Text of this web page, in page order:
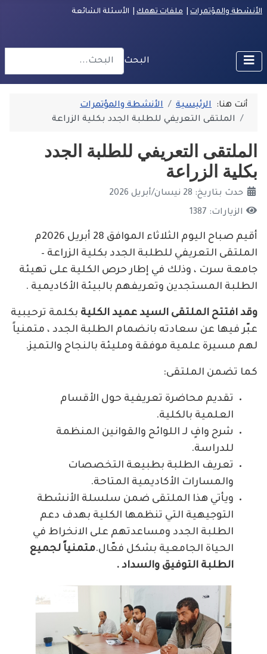
الأنشطة والمؤتمرات ملفات تهمك | الأسئلة الشائعة
البحث
أنت هنا: الرئيسية
الأنشطة والمؤتمرات
الملتقى التعريفي للطلبة الجدد بكلية الزراعة
الملتقى التعريفي للطلبة الجدد
بكلية الزراعة
حدث بتاريخ: 28 نيسان/أبريل 2026
الزيارات: 1387
أقيم صباح اليوم الثلاثاء الموافق 28 أبريل 2026م
الملتقى التعريفي للطلبة الجدد بكلية الزراعة –
جامعة سرت ، وذلك في إطار حرص الكلية على تهيئة
الطلبة المستجدين وتعريفهم بالبيئة الأكاديمية .
وقد افتتح الملتقى السيد عميد الكلية بكلمة ترحيبية
عبّر فيها عن سعادته بانضمام الطلبة الجدد ، متمنياً
لهم مسيرة علمية موفقة ومليئة بالنجاح والتميز.
كما تضمن الملتقى:
تقديم محاضرة تعريفية حول الأقسام
العلمية بالكلية.
شرح وافٍ لـ اللوائح والقوانين المنظمة
للدراسة.
تعريف الطلبة بطبيعة التخصصات
والمسارات الأكاديمية المتاحة.
ويأتي هذا الملتقى ضمن سلسلة الأنشطة
التوجيهية التي تنظمها الكلية بهدف دعم
الطلبة الجدد ومساعدتهم على الانخراط في
الحياة الجامعية بشكل فعّال.متمنياً لجميع
الطلبة التوفيق والسداد .